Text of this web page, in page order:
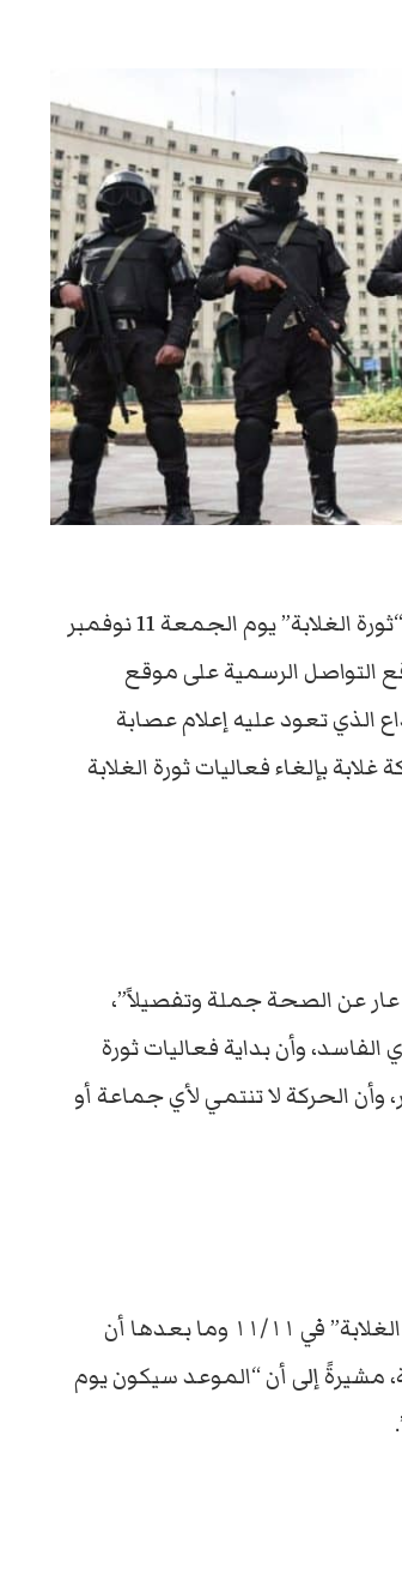
نفت حركة “غلابة” ما ذكرته تقارير إعلامية حول إلغاء فعاليات “ثورة الغلابة” يوم الجمعة 11 نوفمبر
التواصل الرسمية على موقع
الذي تعود عليه إعلام عصابة
بإلغاء فعاليات ثورة الغلابة
عار عن الصحة جملة وتفصيلاً”،
وأن بداية فعاليات ثورة
هي ولن تتغير، وأن الحركة لا تنتمي لأي جماعة أو
وطالبت الحركة ملايين المصريين الذين استجابوا لدعوة “ثورة الغلابة” في ١١/١١ وما بعدها أن
إلى أن “الموعد سيكون يوم